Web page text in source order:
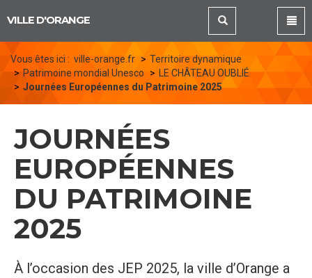
VILLE D'ORANGE
Vous êtes ici : ville-orange.fr
Territoire dynamique
Patrimoine mondial Unesco
LE CHÂTEAU OUBLIÉ
Journées Européennes du Patrimoine 2025
JOURNÉES
EUROPÉENNES
DU PATRIMOINE
2025
À l’occasion des JEP 2025, la ville d’Orange a